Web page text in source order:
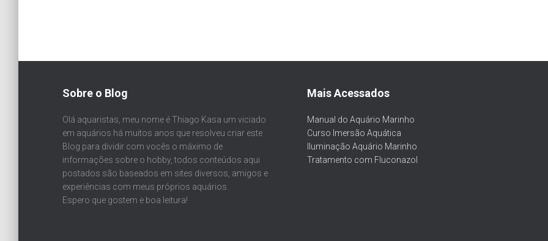
Sobre o Blog
Olá aquaristas, meu nome é Thiago Kasa um viciado
em aquários há muitos anos que resolveu criar este
Blog para dividir com vocês o máximo de
informações sobre o hobby, todos conteúdos aqui
postados são baseados em sites diversos, amigos e
experiências com meus próprios aquários.
Espero que gostem e boa leitura!
Mais Acessados
Manual do Aquário Marinho
Curso Imersão Aquática
Iluminação Aquário Marinho
Tratamento com Fluconazol